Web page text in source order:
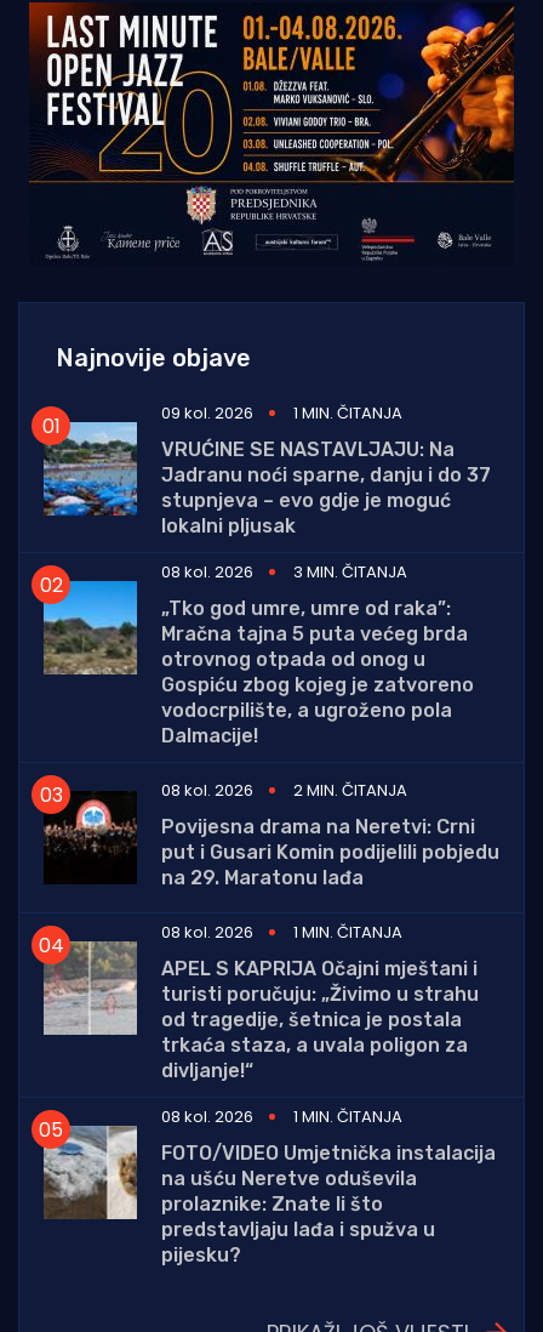
Najnovije objave
09 kol. 2026
1 MIN. ČITANJA
VRUĆINE SE NASTAVLJAJU: Na
Jadranu noći sparne, danju i do 37
stupnjeva – evo gdje je moguć
lokalni pljusak
08 kol. 2026
3 MIN. ČITANJA
„Tko god umre, umre od raka”:
Mračna tajna 5 puta većeg brda
otrovnog otpada od onog u
Gospiću zbog kojeg je zatvoreno
vodocrpilište, a ugroženo pola
Dalmacije!
08 kol. 2026
2 MIN. ČITANJA
Povijesna drama na Neretvi: Crni
put i Gusari Komin podijelili pobjedu
na 29. Maratonu lađa
08 kol. 2026
1 MIN. ČITANJA
APEL S KAPRIJA Očajni mještani i
turisti poručuju: „Živimo u strahu
od tragedije, šetnica je postala
trkaća staza, a uvala poligon za
divljanje!“
08 kol. 2026
1 MIN. ČITANJA
FOTO/VIDEO Umjetnička instalacija
na ušću Neretve oduševila
prolaznike: Znate li što
predstavljaju lađa i spužva u
pijesku?